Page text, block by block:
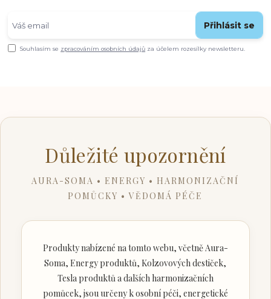
Přihlásit se
Souhlasím se zpracováním osobních údajů za účelem rozesílky newsletteru.
Důležité upozornění
AURA-SOMA • ENERGY • HARMONIZAČNÍ
POMŮCKY • VĚDOMÁ PÉČE
Produkty nabízené na tomto webu, včetně Aura-
Soma, Energy produktů, Kolzovových destiček,
Tesla produktů a dalších harmonizačních
pomůcek, jsou určeny k osobní péči, energetické